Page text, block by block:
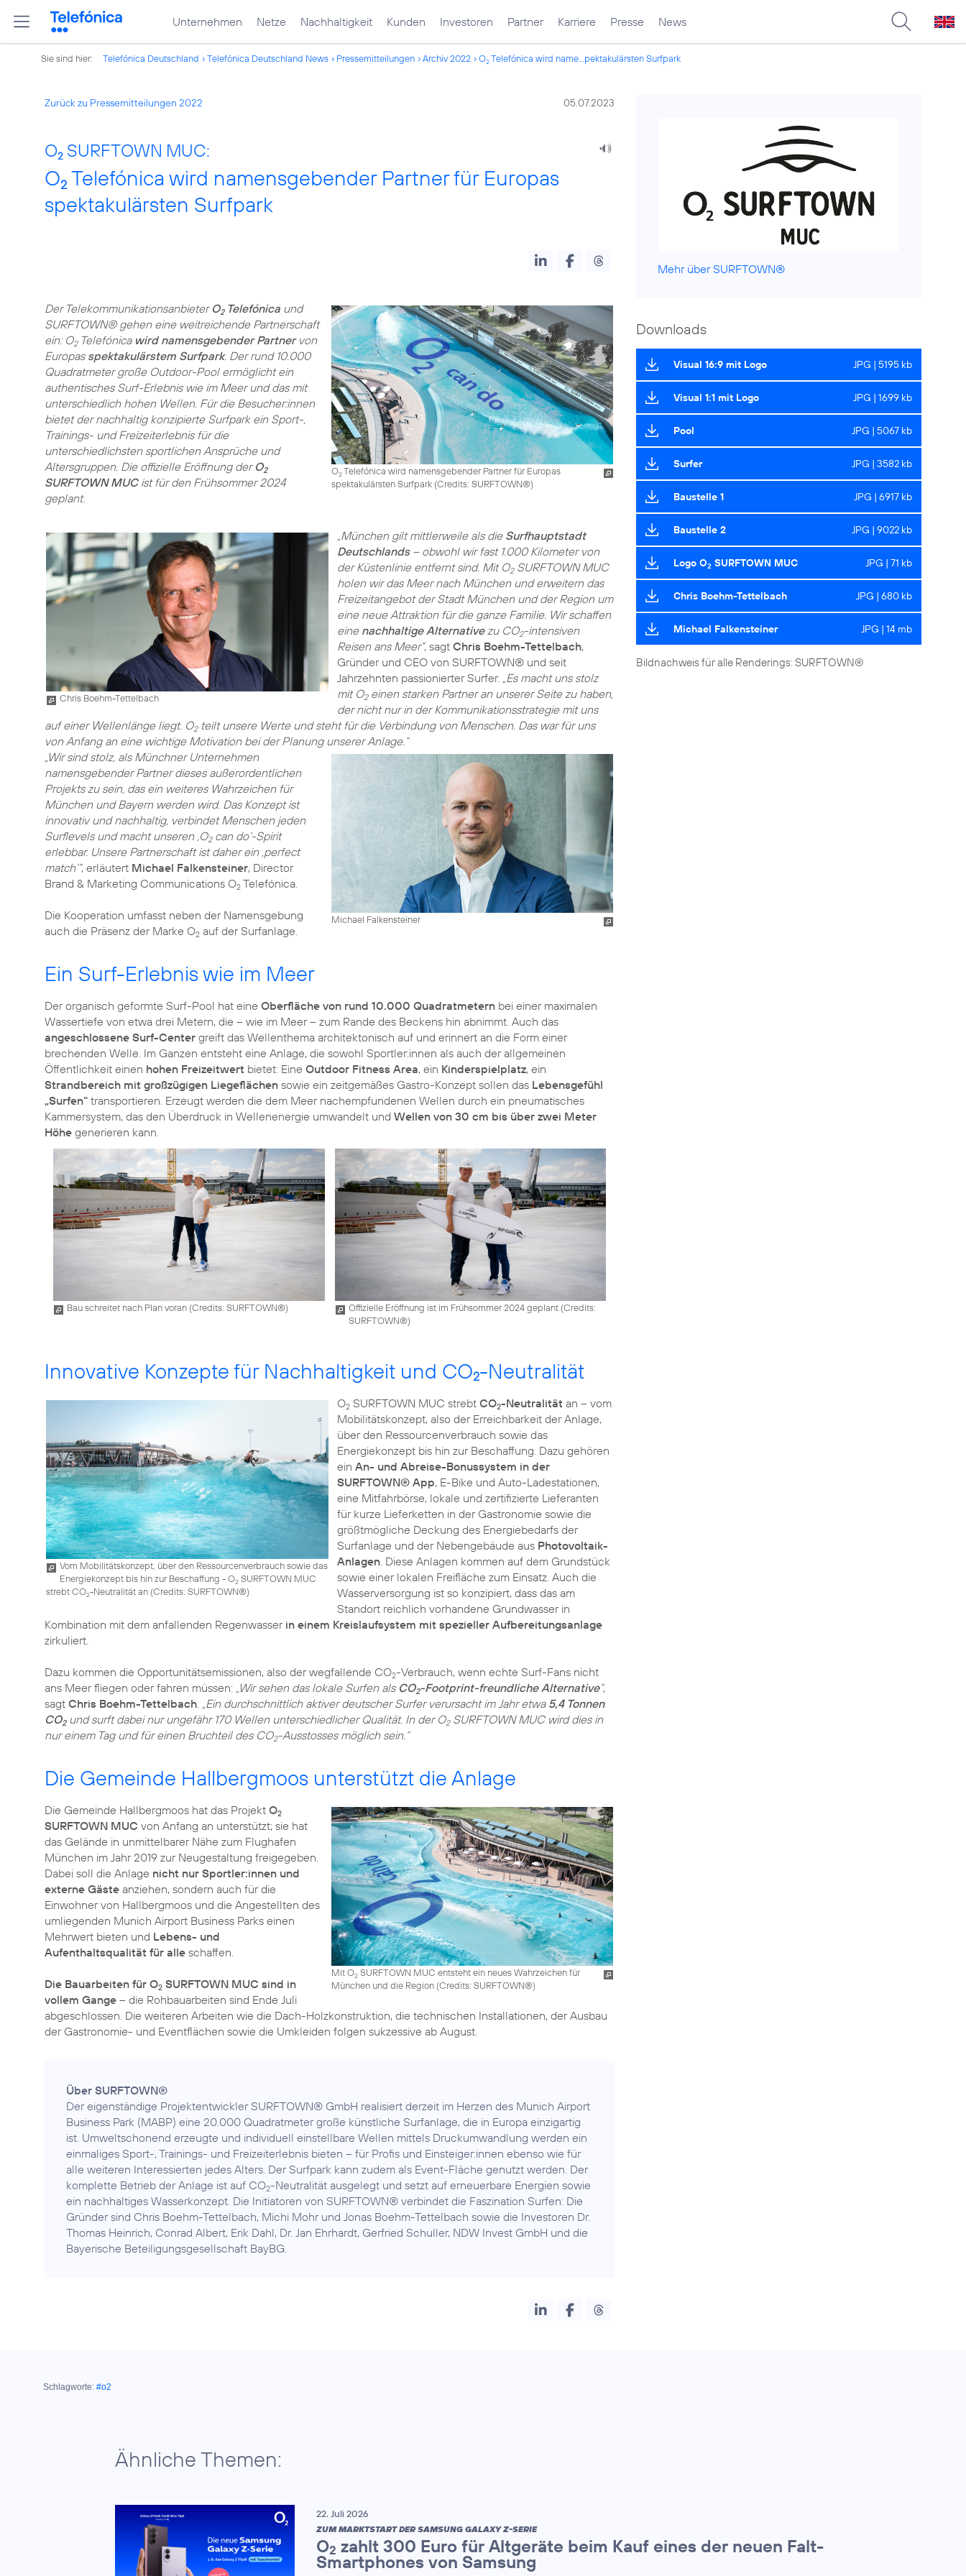
Unternehmen Netze Nachhaltigkeit Kunden Investoren Partner Karriere Presse News
Sie sind hier: Telefónica Deutschland Telefónica Deutschland News Pressemitteilungen Archiv 2022 O2Telefónica wird name...pektakulärsten Surfpark
Zurück zu Pressemitteilungen 2022 05.07.2023
O2 SURFTOWN MUC:
O2 Telefónica wird namensgebender Partner für Europas
spektakulärsten Surfpark
O2Telefónica wird namensgebender Partner für Europas
spektakulärsten Surfpark (Credits: SURFTOWN®)
Der Telekommunikationsanbieter O2Telefónica und
SURFTOWN® gehen eine weitreichende Partnerschaft
ein: O2Telefónica wird namensgebender Partnervon
Europas spektakulärstem Surfpark. Der rund 10.000
Quadratmeter große Outdoor-Pool ermöglicht ein
authentisches Surf-Erlebnis wie im Meer und das mit
unterschiedlich hohen Wellen. Für die Besucher:innen
bietet der nachhaltig konzipierte Surfpark ein Sport-,
Trainings- und Freizeiterlebnis für die
unterschiedlichsten sportlichen Ansprüche und
Altersgruppen. Die offizielle Eröffnung der O2
SURFTOWN MUCist für den Frühsommer 2024
geplant.
Chris Boehm-Tettelbach
„München gilt mittlerweile als die Surfhauptstadt
Deutschlands– obwohl wir fast 1.000 Kilometer von
der Küstenlinie entfernt sind. Mit O2SURFTOWN MUC
holen wir das Meer nach München und erweitern das
Freizeitangebot der Stadt München und der Region um
eine neue Attraktion für die ganze Familie. Wir schaffen
eine nachhaltige Alternativezu CO2-intensiven
Reisen ans Meer“, sagt Chris Boehm-Tettelbach,
Gründer und CEO von SURFTOWN® und seit
Jahrzehnten passionierter Surfer. „Es macht uns stolz
mit O2einen starken Partner an unserer Seite zu haben,
der nicht nur in der Kommunikationsstrategie mit uns
auf einer Wellenlänge liegt. O2teilt unsere Werte und steht für die Verbindung von Menschen. Das war für uns
von Anfang an eine wichtige Motivation bei der Planung unserer Anlage.“
Michael Falkensteiner
„Wir sind stolz, als Münchner Unternehmen
namensgebender Partner dieses außerordentlichen
Projekts zu sein, das ein weiteres Wahrzeichen für
München und Bayern werden wird. Das Konzept ist
innovativ und nachhaltig, verbindet Menschen jeden
Surflevels und macht unseren ‚O2can do‘-Spirit
erlebbar. Unsere Partnerschaft ist daher ein ‚perfect
match‘“, erläutert Michael Falkensteiner, Director
Brand & Marketing Communications O2 Telefónica.
Die Kooperation umfasst neben der Namensgebung
auch die Präsenz der Marke O2 auf der Surfanlage.
Ein Surf-Erlebnis wie im Meer
Der organisch geformte Surf-Pool hat eine Oberfläche von rund 10.000 Quadratmetern bei einer maximalen
Wassertiefe von etwa drei Metern, die – wie im Meer – zum Rande des Beckens hin abnimmt. Auch das
angeschlossene Surf-Center greift das Wellenthema architektonisch auf und erinnert an die Form einer
brechenden Welle. Im Ganzen entsteht eine Anlage, die sowohl Sportler:innen als auch der allgemeinen
Öffentlichkeit einen hohen Freizeitwert bietet: Eine Outdoor Fitness Area, ein Kinderspielplatz, ein
Strandbereich mit großzügigen Liegeflächen sowie ein zeitgemäßes Gastro-Konzept sollen das Lebensgefühl
„Surfen“ transportieren. Erzeugt werden die dem Meer nachempfundenen Wellen durch ein pneumatisches
Kammersystem, das den Überdruck in Wellenenergie umwandelt und Wellen von 30 cm bis über zwei Meter
Höhe generieren kann.
Bau schreitet nach Plan voran (Credits: SURFTOWN®) Offizielle Eröffnung ist im Frühsommer 2024 geplant (Credits:
SURFTOWN®)
Innovative Konzepte für Nachhaltigkeit und CO2-Neutralität
Vom Mobilitätskonzept, über den Ressourcenverbrauch sowie das
Energiekonzept bis hin zur Beschaffung - O2 SURFTOWN MUC
strebt CO2-Neutralität an (Credits: SURFTOWN®)
O2SURFTOWN MUC strebt CO2-Neutralität an – vom
Mobilitätskonzept, also der Erreichbarkeit der Anlage,
über den Ressourcenverbrauch sowie das
Energiekonzept bis hin zur Beschaffung. Dazu gehören
ein An- und Abreise-Bonussystem in der
SURFTOWN® App, E-Bike und Auto-Ladestationen,
eine Mitfahrbörse, lokale und zertifizierte Lieferanten
für kurze Lieferketten in der Gastronomie sowie die
größtmögliche Deckung des Energiebedarfs der
Surfanlage und der Nebengebäude aus Photovoltaik-
Anlagen. Diese Anlagen kommen auf dem Grundstück
sowie einer lokalen Freifläche zum Einsatz. Auch die
Wasserversorgung ist so konzipiert, dass das am
Standort reichlich vorhandene Grundwasser in
Kombination mit dem anfallenden Regenwasser in einem Kreislaufsystem mit spezieller Aufbereitungsanlage
zirkuliert.
Dazu kommen die Opportunitätsemissionen, also der wegfallende CO2-Verbrauch, wenn echte Surf-Fans nicht
ans Meer fliegen oder fahren müssen: „Wir sehen das lokale Surfen als CO2-Footprint-freundliche Alternative“,
sagt Chris Boehm-Tettelbach. „Ein durchschnittlich aktiver deutscher Surfer verursacht im Jahr etwa 5,4 Tonnen
CO2und surft dabei nur ungefähr 170 Wellen unterschiedlicher Qualität. In der O2SURFTOWN MUC wird dies in
nur einem Tag und für einen Bruchteil des CO2-Ausstosses möglich sein.“
Die Gemeinde Hallbergmoos unterstützt die Anlage
Mit O2SURFTOWN MUC entsteht ein neues Wahrzeichen für
München und die Region (Credits: SURFTOWN®)
Die Gemeinde Hallbergmoos hat das Projekt O2
SURFTOWN MUC von Anfang an unterstützt; sie hat
das Gelände in unmittelbarer Nähe zum Flughafen
München im Jahr 2019 zur Neugestaltung freigegeben.
Dabei soll die Anlage nicht nur Sportler:innen und
externe Gäste anziehen, sondern auch für die
Einwohner von Hallbergmoos und die Angestellten des
umliegenden Munich Airport Business Parks einen
Mehrwert bieten und Lebens- und
Aufenthaltsqualität für alle schaffen.
Die Bauarbeiten für O2 SURFTOWN MUC sind in
vollem Gange – die Rohbauarbeiten sind Ende Juli
abgeschlossen. Die weiteren Arbeiten wie die Dach-Holzkonstruktion, die technischen Installationen, der Ausbau
der Gastronomie- und Eventflächen sowie die Umkleiden folgen sukzessive ab August.
Über SURFTOWN®
Der eigenständige Projektentwickler SURFTOWN® GmbH realisiert derzeit im Herzen des Munich Airport
Business Park (MABP) eine 20.000 Quadratmeter große künstliche Surfanlage, die in Europa einzigartig
ist. Umweltschonend erzeugte und individuell einstellbare Wellen mittels Druckumwandlung werden ein
einmaliges Sport-, Trainings- und Freizeiterlebnis bieten – für Profis und Einsteiger:innen ebenso wie für
alle weiteren Interessierten jedes Alters. Der Surfpark kann zudem als Event-Fläche genutzt werden. Der
komplette Betrieb der Anlage ist auf CO2-Neutralität ausgelegt und setzt auf erneuerbare Energien sowie
ein nachhaltiges Wasserkonzept. Die Initiatoren von SURFTOWN® verbindet die Faszination Surfen: Die
Gründer sind Chris Boehm-Tettelbach, Michi Mohr und Jonas Boehm-Tettelbach sowie die Investoren Dr.
Thomas Heinrich, Conrad Albert, Erik Dahl, Dr. Jan Ehrhardt, Gerfried Schuller, NDW Invest GmbH und die
Bayerische Beteiligungsgesellschaft BayBG.
Mehr über SURFTOWN®
Downloads
Visual 16:9 mit Logo JPG | 5195 kb
Visual 1:1 mit Logo JPG | 1699 kb
Pool JPG | 5067 kb
Surfer JPG | 3582 kb
Baustelle 1 JPG | 6917 kb
Baustelle 2 JPG | 9022 kb
Logo O2 SURFTOWN MUC JPG | 71 kb
Chris Boehm-Tettelbach JPG | 680 kb
Michael Falkensteiner JPG | 14 mb
Bildnachweis für alle Renderings: SURFTOWN®
Schlagworte: #o2
Ähnliche Themen:
22. Juli 2026
ZUM MARKTSTART DER SAMSUNG GALAXY Z-SERIE
O2 zahlt 300 Euro für Altgeräte beim Kauf eines der neuen Falt-
Smartphones von Samsung